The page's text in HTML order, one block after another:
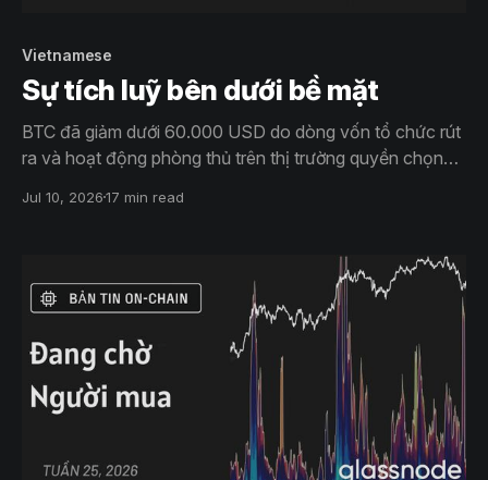
Vietnamese
Sự tích luỹ bên dưới bề mặt
BTC đã giảm dưới 60.000 USD do dòng vốn tổ chức rút
ra và hoạt động phòng thủ trên thị trường quyền chọn
và lực mua kiên nhẫn đang dần hấp thụ nguồn cung, cho
Jul 10, 202617 min read